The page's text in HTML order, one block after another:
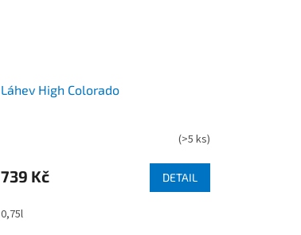
Láhev High Colorado
(>5 ks)
739 Kč DETAIL
0,75l